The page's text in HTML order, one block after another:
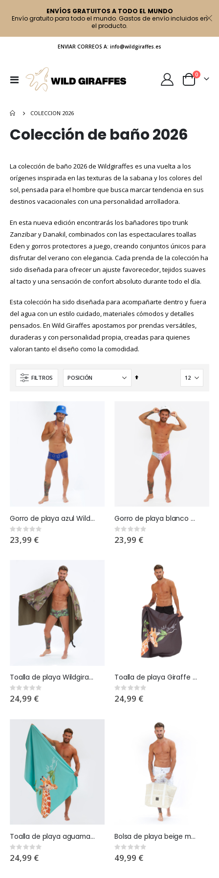
ENVÍOS GRATUITOS A TODO EL MUNDO
Envío gratuito para todo el mundo. Gastos de envío incluidos en
el producto.
ENVIAR CORREOS A: info@wildgiraffes.es
Toggle
Nav
Cart
0artículos
COLECCION 2026
Colección de baño 2026
La colección de baño 2026 de Wildgiraffes es una vuelta a los
orígenes inspirada en las texturas de la sabana y los colores del
sol, pensada para el hombre que busca marcar tendencia en sus
destinos vacacionales con una personalidad arrolladora.
En esta nueva edición encontrarás los bañadores tipo trunk
Zanzibar y Danakil, combinados con las espectaculares toallas
Eden y gorros protectores a juego, creando conjuntos únicos para
disfrutar del verano con elegancia. Cada prenda de la colección ha
sido diseñada para ofrecer un ajuste favorecedor, tejidos suaves
al tacto y una sensación de confort absoluto durante todo el día.
Esta colección ha sido diseñada para acompañarte dentro y fuera
del agua con un estilo cuidado, materiales cómodos y detalles
pensados. En Wild Giraffes apostamos por prendas versátiles,
duraderas y con personalidad propia, creadas para quienes
valoran tanto el diseño como la comodidad.
FILTROS
Fijar
Gorro de playa azul WildGiraffes
Rating:
0%
23,99 €
Gorro de playa blanco WildGiraffes
Rating:
0%
23,99 €
Toalla de playa Wildgiraffes x Eden
Rating:
0%
24,99 €
Toalla de playa Giraffe Glow negra
Rating:
0%
24,99 €
Toalla de playa aguamarina glow
Rating:
0%
24,99 €
Bolsa de playa beige monograma wildgiraffes
Rating:
0%
49,99 €